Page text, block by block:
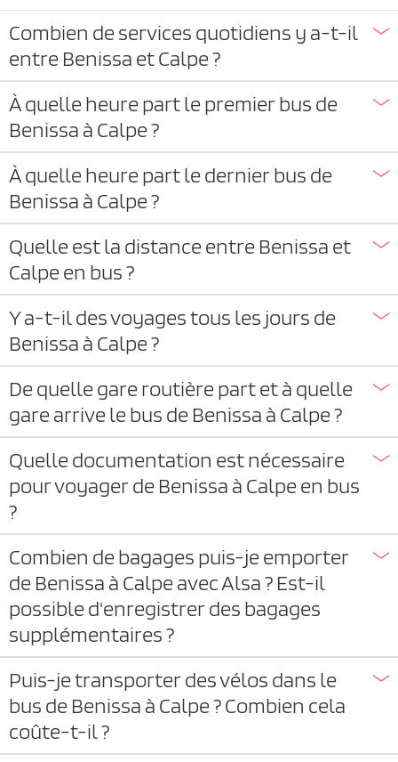
Combien de services quotidiens y a-t-il
entre Benissa et Calpe ?
À quelle heure part le premier bus de
Benissa à Calpe ?
À quelle heure part le dernier bus de
Benissa à Calpe ?
Quelle est la distance entre Benissa et
Calpe en bus ?
Y a-t-il des voyages tous les jours de
Benissa à Calpe ?
De quelle gare routière part et à quelle
gare arrive le bus de Benissa à Calpe ?
Quelle documentation est nécessaire
pour voyager de Benissa à Calpe en bus
?
Combien de bagages puis-je emporter
de Benissa à Calpe avec Alsa ? Est-il
possible d'enregistrer des bagages
supplémentaires ?
Puis-je transporter des vélos dans le
bus de Benissa à Calpe ? Combien cela
coûte-t-il ?